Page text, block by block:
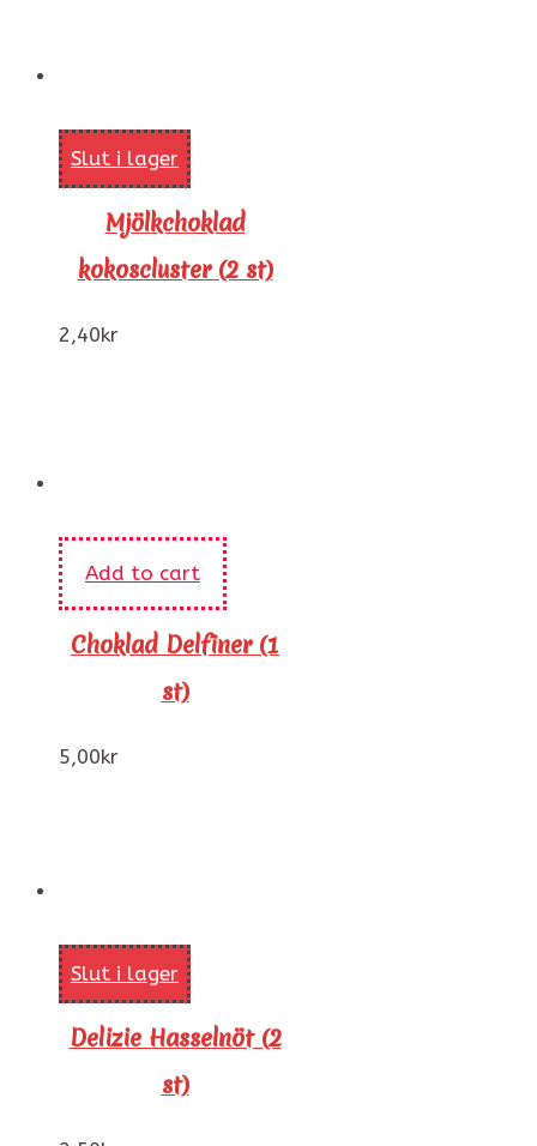
Slut i lager
Mjölkchoklad
kokoscluster (2 st)
2,40kr
Add to cart
Choklad Delfiner (1
st)
5,00kr
Slut i lager
Delizie Hasselnöt (2
st)